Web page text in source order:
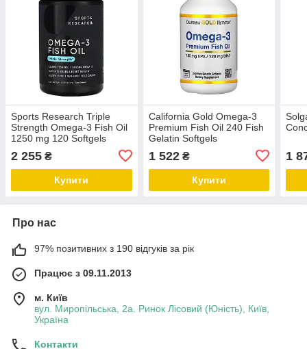
Sports Research Triple
Strength Omega-3 Fish Oil
1250 mg 120 Softgels
2 255 ₴
Купити
California Gold Omega-3
Premium Fish Oil 240 Fish
Gelatin Softgels
1 522₴
Купити
1
Про нас
97% позитивних з 190 відгуків за рік
Працює з 09.11.2013
м. Київ
вул. Миропільська, 2а. Ринок Лісовий (Юність), Київ,
Україна
Контакти